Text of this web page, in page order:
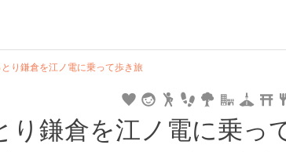
り鎌倉を江ノ電に乗って歩き旅
kanagawa
pin time url guide type star camera
り鎌倉を江ノ電に乗っ